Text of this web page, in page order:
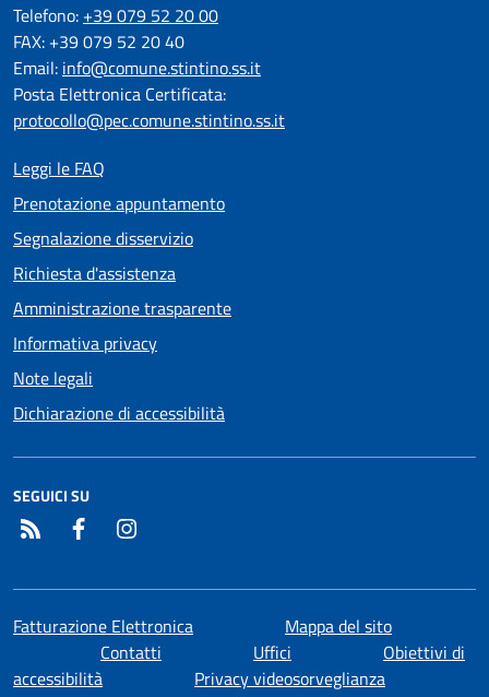
Telefono: +39 079 52 20 00
FAX: +39 079 52 20 40
Email: info@comune.stintino.ss.it
Posta Elettronica Certificata:
protocollo@pec.comune.stintino.ss.it
Leggi le FAQ
Prenotazione appuntamento
Segnalazione disservizio
Richiesta d'assistenza
Amministrazione trasparente
Informativa privacy
Note legali
Dichiarazione di accessibilità
SEGUICI SU
RSS Facebook
Fatturazione Elettronica
Mappa del sito
Contatti
Uffici
Obiettivi di
accessibilità
Privacy videosorveglianza